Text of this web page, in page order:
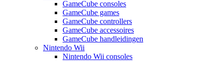
GameCube consoles
GameCube games
GameCube controllers
GameCube accessoires
GameCube handleidingen
Nintendo Wii
Nintendo Wii consoles